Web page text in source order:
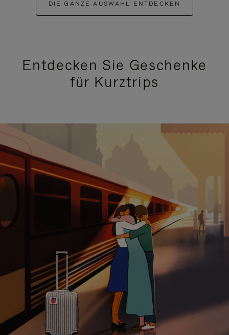
DIE GANZE AUSWAHL ENTDECKEN
Entdecken Sie Geschenke
für Kurztrips